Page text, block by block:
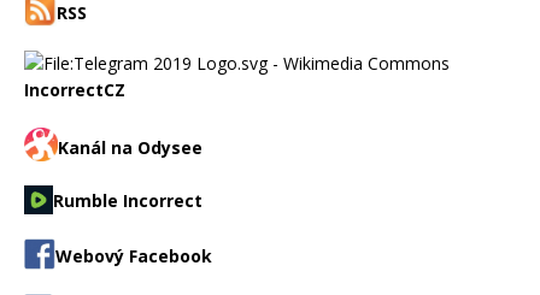
RSS
IncorrectCZ
Kanál na Odysee
Rumble Incorrect
Webový Facebook